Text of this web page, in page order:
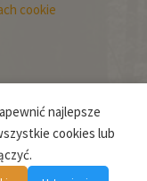
cookie
najlepsze
cookies lub